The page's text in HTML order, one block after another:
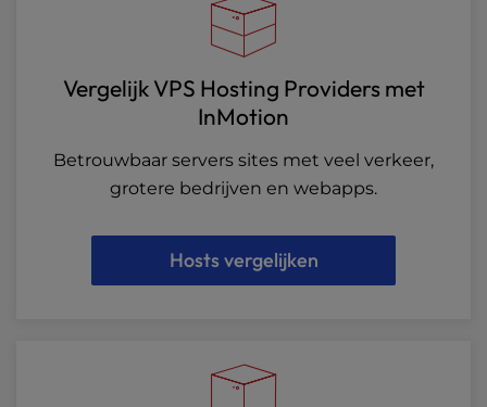
Vergelijk VPS Hosting Providers met
InMotion
Betrouwbaar servers sites met veel verkeer,
grotere bedrijven en webapps.
Hosts vergelijken